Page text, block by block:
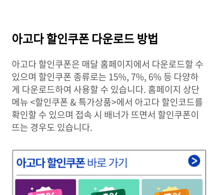
아고다 할인쿠폰 다운로드 방법
아고다 할인쿠폰은 매달 홈페이지에서 다운로드할 수
있으며 할인쿠폰 종류로는 15%, 7%, 6% 등 다양하
게 다운로드하여 사용할 수 있습니다. 홈페이지 상단
메뉴 <할인쿠폰 & 특가상품>에서 아고다 할인코드를
확인할 수 있으며 접속 시 배너가 뜨면서 할인쿠폰이
뜨는 경우도 있습니다.